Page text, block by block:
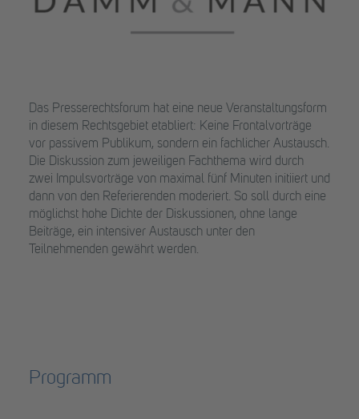
Das Presserechtsforum hat eine neue Veranstaltungsform
in diesem Rechtsgebiet etabliert: Keine Frontalvorträge
vor passivem Publikum, sondern ein fachlicher Austausch.
Die Diskussion zum jeweiligen Fachthema wird durch
zwei Impulsvorträge von maximal fünf Minuten initiiert und
dann von den Referierenden moderiert. So soll durch eine
möglichst hohe Dichte der Diskussionen, ohne lange
Beiträge, ein intensiver Austausch unter den
Teilnehmenden gewährt werden.
Programm